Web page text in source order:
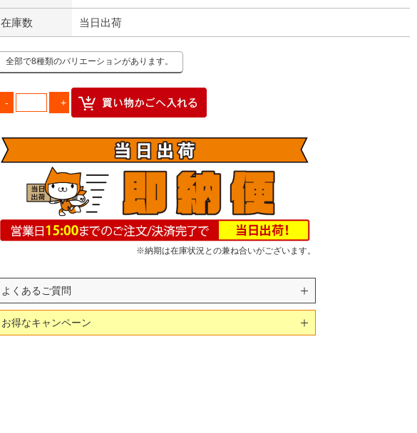
在庫数 当日出荷
全部で8種類のバリエーションがあります。
※納期は在庫状況との兼ね合いがございます。
よくあるご質問
お得なキャンペーン